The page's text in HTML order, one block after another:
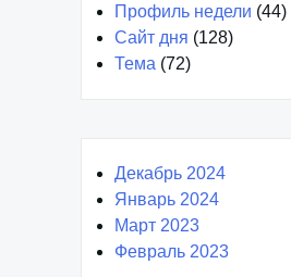
Профиль недели (44)
Сайт дня (128)
Тема (72)
Декабрь 2024
Январь 2024
Март 2023
Февраль 2023